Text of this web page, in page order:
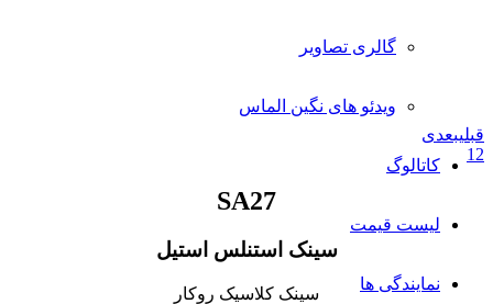
گالری تصاویر
ویدئو های نگین الماس
کاتالوگ
لیست قیمت
نمایندگی ها
قبلیبعدی
1 2
SA27
سینک استنلس استیل
سینک کلاسیک روکار